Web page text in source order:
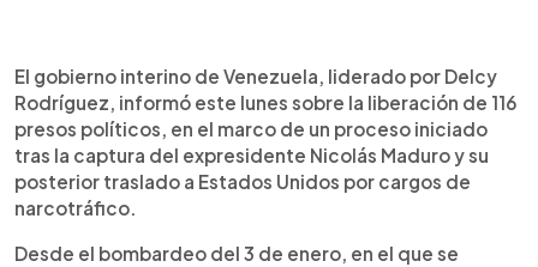
► Escuchar artículo
El gobierno interino de Venezuela anunció la
liberación de 116 presos políticos tras la captura
de Nicolás Maduro por parte de Estados Unidos,
que lo trasladó a Nueva York por cargos de
narcotráfico. La medida forma parte de una serie
de acuerdos entre la presidenta interina Delcy
expresó respaldo al nuevo liderazgo. Las
El gobierno interino de Venezuela, liderado por Delcy
Rodríguez, informó este lunes sobre la liberación de 116
presos políticos, en el marco de un proceso iniciado
tras la captura del expresidente Nicolás Maduro y su
posterior traslado a Estados Unidos por cargos de
narcotráfico.
Desde el bombardeo del 3 de enero, en el que se